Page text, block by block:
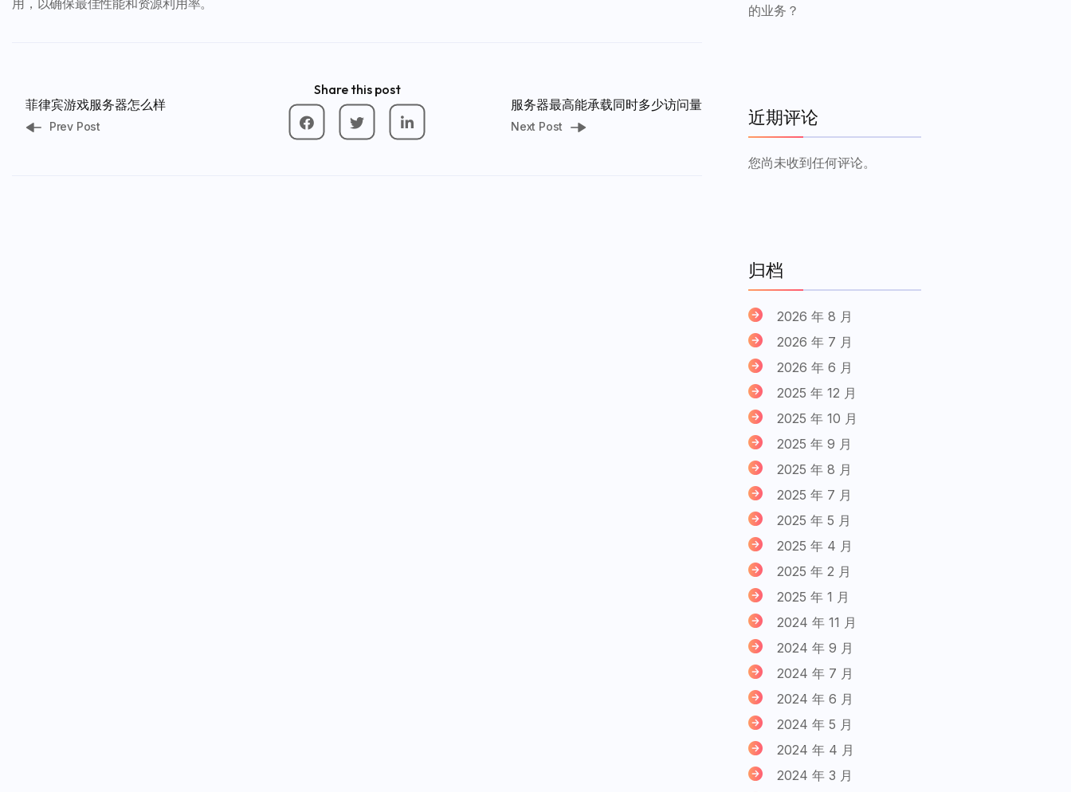
用，以确保最佳性能和资源利用率。
Share this post
菲律宾游戏服务器怎么样
Prev Post
服务器最高能承载同时多少访问量
Next Post
的业务？
近期评论
您尚未收到任何评论。
归档
2026 年 8 月
2026 年 7 月
2026 年 6 月
2025 年 12 月
2025 年 10 月
2025 年 9 月
2025 年 8 月
2025 年 7 月
2025 年 5 月
2025 年 4 月
2025 年 2 月
2025 年 1 月
2024 年 11 月
2024 年 9 月
2024 年 7 月
2024 年 6 月
2024 年 5 月
2024 年 4 月
2024 年 3 月